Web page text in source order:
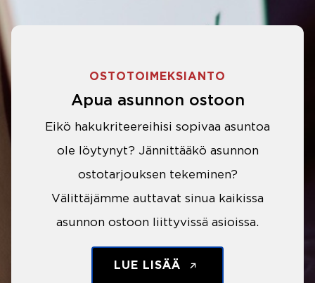
OSTOTOIMEKSIANTO
Apua asunnon ostoon
Eikö hakukriteereihisi sopivaa asuntoa
ole löytynyt? Jännittääkö asunnon
ostotarjouksen tekeminen?
Välittäjämme auttavat sinua kaikissa
asunnon ostoon liittyvissä asioissa.
LUE LISÄÄ